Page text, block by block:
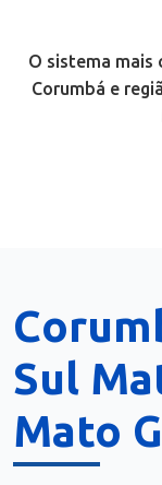
O sistema
Corumbá e
Sul
Mato